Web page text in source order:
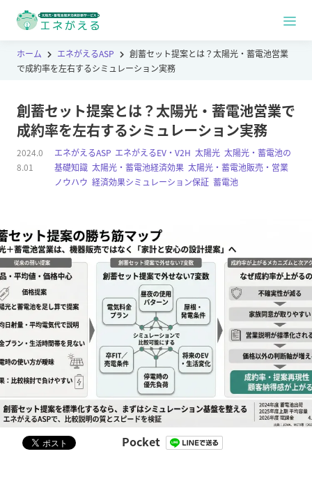
ホーム エネがえるASP
創蓄セット提案とは？太陽光・蓄電池営業
で成約率を左右するシミュレーション実務
創蓄セット提案とは？太陽光・蓄電池営業で
成約率を左右するシミュレーション実務
エネがえるASP エネがえるEV・V2H ,太陽光 ,太陽光・蓄電池の
基礎知識 ,太陽光・蓄電池経済効果 ,太陽光・蓄電池販売・営業
ノウハウ ,経済効果シミュレーション保証 ,蓄電池
2024.0
8.01
Pocket